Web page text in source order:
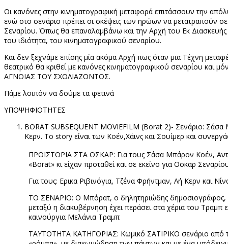
Οι κανόνες στην κινηματογραφική μεταφορά επιτάσσουν την
ενώ στο σενάριο πρέπει οι σκέψεις των ηρώων να μετατραπούν
Σεναρίου. Όπως θα επαναλαμβάνω και την Αρχή του Εκ
του ιδιότητα, του κινηματογραφικού σεναρίου.
Και δεν ξεχνάμε επίσης μία ακόμα Αρχή πως όταν μια Τέχνη
θεατρικό θα κριθεί με κανόνες κινηματογραφικού σεναρίου
ΑΓΝΟΙΑΣ ΤΟΥ ΣΧΟΛΙΑΖΟΝΤΟΣ.
Πάμε λοιπόν να δούμε τα φετινά
ΥΠΟΨΗΦΙΟΤΗΤΕΣ
BORAT SUBSEQUENT MOVIEFILM (Borat 2)- Σενάριο: Σάσα
Κερν. Το story είναι των Κοέν,Χάινς και Σουίμερ και
ΠΡΟΪΣΤΟΡΙΑ ΣΤΑ ΟΣΚΑΡ: Για τους Σάσα Μπάρον Κοέν,
«Bοrat» κι είχαν προταθεί και σε εκείνο για Οσκαρ
Για τους: Ερικα Ριβινόγια, Τζένα Φρήντμαν, Λή Κερν και
TO ΣΕΝΑΡΙΟ: Ο Μπόρατ, ο δηλητηριώδης δημοσιογράφος,
μεταξύ η διακυβέρνηση έχει περάσει στα χέρια του Τραμπ
καινούργια Μελάνια Τραμπ
ΤΑΥΤΟΤΗΤΑ ΚΑΤΗΓΟΡΙΑΣ: Κωμικό ΣΑΤΙΡΙΚΟ σενάριο από